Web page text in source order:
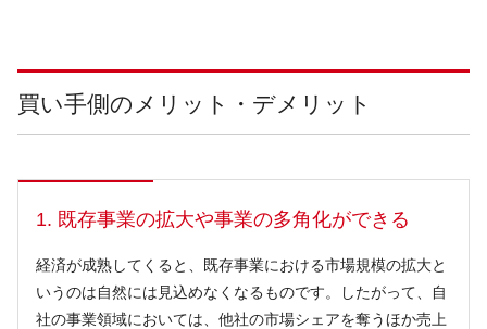
買い手側のメリット・デメリット
1. 既存事業の拡大や事業の多角化ができる
経済が成熟してくると、既存事業における市場規模の拡大と
いうのは自然には見込めなくなるものです。したがって、自
社の事業領域においては、他社の市場シェアを奪うほか売上